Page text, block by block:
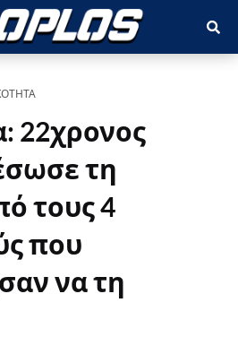
22χρονος
τη
τους 4
που
να τη